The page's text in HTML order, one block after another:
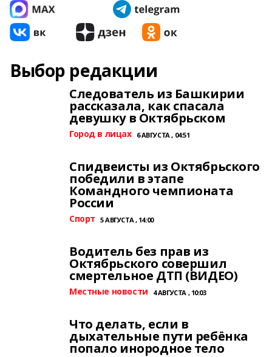
Выбор редакции
Следователь из Башкирии
рассказала, как спасала
девушку в Октябрьском
Город в лицах 6 АВГУСТА , 04:51
Спидвеисты из Октябрьского
победили в этапе
Командного чемпионата
России
Спорт 5 АВГУСТА , 14:00
Водитель без прав из
Октябрьского совершил
смертельное ДТП (ВИДЕО)
Местные новости 4 АВГУСТА , 10:03
Что делать, если в
дыхательные пути ребёнка
попало инородное тело